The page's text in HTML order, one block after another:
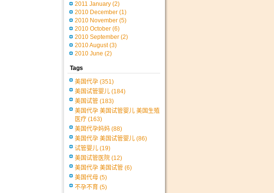
2011 January (2)
2010 December (1)
2010 November (5)
2010 October (6)
2010 September (2)
2010 August(3)
2010 June (2)
Tags
美国代孕 (351)
美国试管婴儿 (184)
美国试管 (183)
美国代孕 美国试管婴儿 美国生殖
医疗 (163)
美国代孕妈妈 (88)
美国代孕 美国试管婴儿 (86)
试管婴儿 (19)
美国试管医院 (12)
美国代孕 美国试管 (6)
美国代母 (5)
不孕不育 (5)